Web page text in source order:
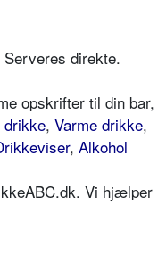
direkte.
opskrifter til din bar,
drikke, Varme drikke,
, Alkohol
Vi hjælper